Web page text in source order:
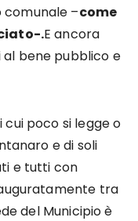
–come
.E ancora
bene pubblico e
cui poco si legge o
e di soli
e tutti con
tra
del Municipio è